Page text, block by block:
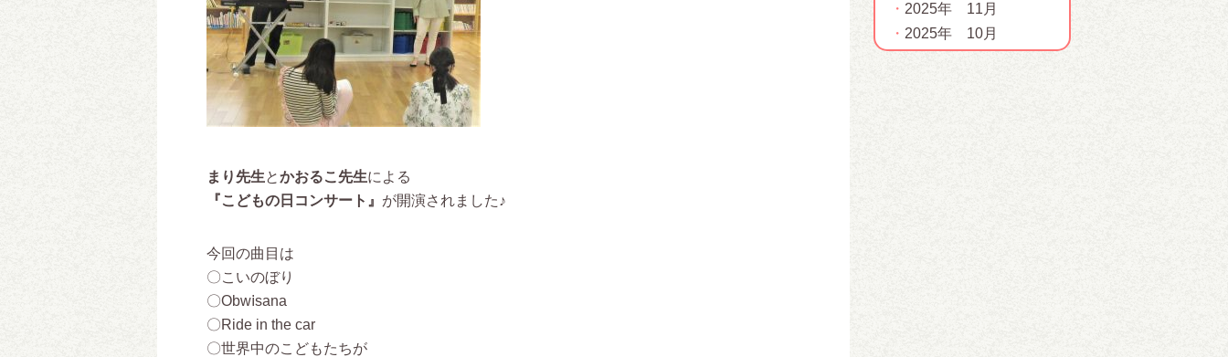
まり先生とかおるこ先生による
『こどもの日コンサート』 が開演されました♪
今回の曲目は
〇こいのぼり
〇Obwⅰsana
〇Ride in the car
〇世界中のこどもたちが
2025年 11月
2025年 10月